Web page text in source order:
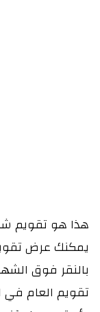
يمكنك عرض
بالنقر فوق